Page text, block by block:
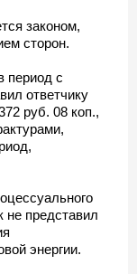
законом,
сторон.
период с
ответчику
руб. 08 коп.,
не представил
энергии.